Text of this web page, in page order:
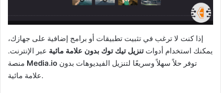
إذا كنت لا ترغب في تثبيت تطبيقات أو برامج إضافية على جهازك،
يمكنك استخدام أدواتتنزيل تيك توك بدون علامة مائية عبر الإنترنت.
Media.io
علامة مائية.